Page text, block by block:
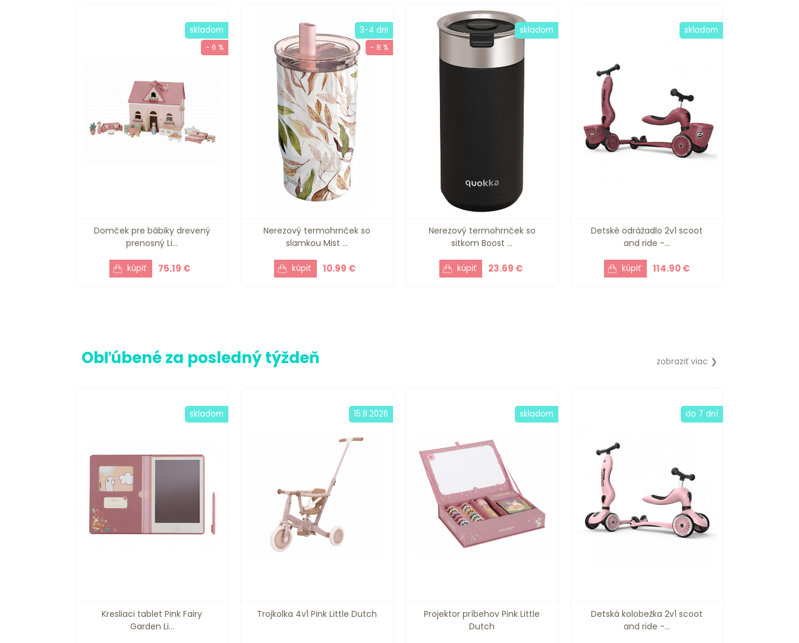
Domček pre bábiky drevený
prenosný Li...
75.19 €
skladom
- 6 %
Nerezový termohrnček so
slamkou Mist ...
10.99 €
3-4 dni
- 8 %
Nerezový termohrnček so
sitkom Boost ...
23.69 €
skladom
Detské odrážadlo 2v1 scoot
and ride -...
114.90 €
skladom
Obľúbené za posledný týždeň zobraziť viac ❯
Kresliaci tablet Pink Fairy
Garden Li...
skladom
Trojkolka 4v1 Pink Little Dutch
15.8.2026
Projektor príbehov Pink Little
Dutch
skladom
Detská kolobežka 2v1 scoot
and ride -...
do 7 dní